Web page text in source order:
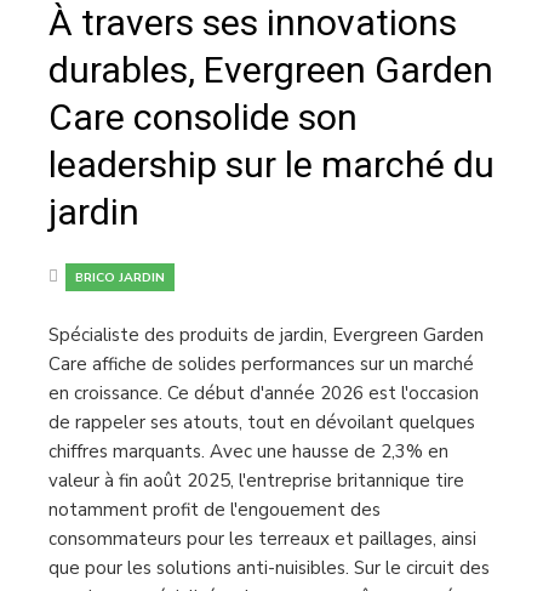
À travers ses innovations
durables, Evergreen Garden
Care consolide son
leadership sur le marché du
jardin
BRICO JARDIN
Spécialiste des produits de jardin, Evergreen Garden
Care affiche de solides performances sur un marché
en croissance. Ce début d'année 2026 est l'occasion
de rappeler ses atouts, tout en dévoilant quelques
chiffres marquants. Avec une hausse de 2,3% en
valeur à fin août 2025, l'entreprise britannique tire
notamment profit de l'engouement des
consommateurs pour les terreaux et paillages, ainsi
que pour les solutions anti-nuisibles. Sur le circuit des